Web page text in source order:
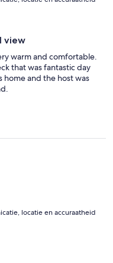
view
warm and comfortable.
that was fantastic day
home and the host was
locatie en accuraatheid